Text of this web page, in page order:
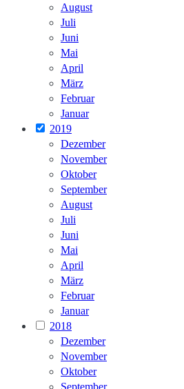
August
Juli
Juni
Mai
April
März
Februar
Januar
2019
Dezember
November
Oktober
September
August
Juli
Juni
Mai
April
März
Februar
Januar
2018
Dezember
November
Oktober
September